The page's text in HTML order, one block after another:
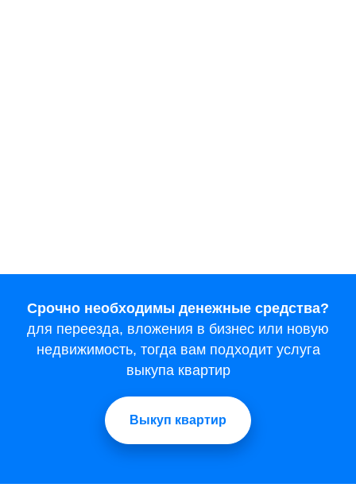
Срочно необходимы денежные средства?
для переезда, вложения в бизнес или новую
недвижимость, тогда вам подходит услуга
выкупа квартир
Выкуп квартир